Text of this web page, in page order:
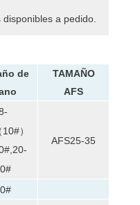
a pedido.
de
TAMAÑO
AFS
）
AFS25-35